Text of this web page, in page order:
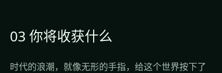
03 你将收获什么
时代的浪潮，就像无形的手指，给这个世界按下了